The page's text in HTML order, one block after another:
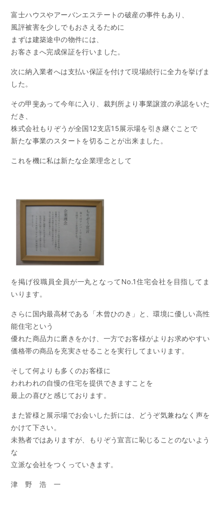
富士ハウスやアーバンエステートの破産の事件もあり、
風評被害を少しでもおさえるために
まずは建築途中の物件には、
お客さまへ完成保証を行いました。
次に納入業者へは支払い保証を付けて現場続行に全力を挙げま
した。
その甲斐あって今年に入り、裁判所より事業譲渡の承認をいた
だき、
株式会社もりぞうが全国12支店15展示場を引き継ぐことで
新たな事業のスタートを切ることが出来ました。
これを機に私は新たな企業理念として
を掲げ役職員全員が一丸となってNo.1住宅会社を目指してま
いります。
さらに国内最高材である「木曾ひのき」と、環境に優しい高性
能住宅という
優れた商品力に磨きをかけ、一方でお客様がよりお求めやすい
価格帯の商品を充実させることを実行してまいります。
そして何よりも多くのお客様に
われわれの自慢の住宅を提供できますことを
最上の喜びと感じております。
また皆様と展示場でお会いした折には、どうぞ気兼ねなく声を
かけて下さい。
未熟者ではありますが、もりぞう宣言に恥じることのないよう
な
立派な会社をつくっていきます。
津 野 浩 一